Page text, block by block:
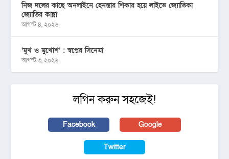
নিজ দলের কাছে অনলাইনে হেনস্তার শিকার হয়ে লাইভে জ্যোতিকা
জ্যোতির কান্না
আগস্ট ৪, ২০২৬
‘মুখ ও মু্খোশ’ : স্বপ্নের সিনেমা
আগস্ট ৩, ২০২৬
লগিন করুন সহজেই!
Facebook Google
Twitter